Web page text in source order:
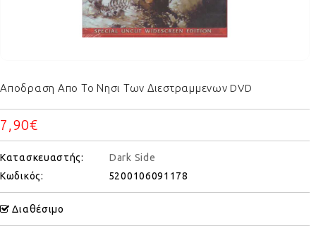
Αποδραση Απο Το Νησι Των Διεστραμμενων DVD
7,90€
Κατασκευαστής:
Dark Side
Κωδικός:
5200106091178
Διαθέσιμο